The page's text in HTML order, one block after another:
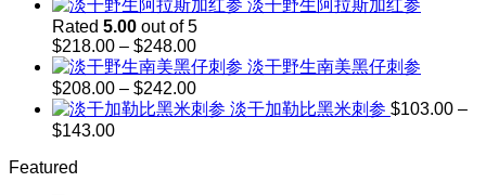
$242.00
through
$302.00
淡干野生阿拉斯加红参
Rated 5.00 out of 5
$218.00 – $248.00Price
range:
$218.00
through
$248.00
淡干野生南美黑仔刺参
$208.00 – $242.00Price
range:淡干加勒比黑米刺参 $103.00 –
$143.00Price
Featured